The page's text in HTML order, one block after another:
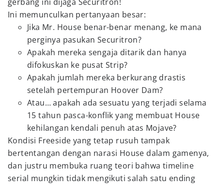
Ini memunculkan pertanyaan besar:
Jika Mr. House benar-benar menang, ke mana
perginya pasukan Securitron?
Apakah mereka sengaja ditarik dan hanya
difokuskan ke pusat Strip?
Apakah jumlah mereka berkurang drastis
setelah pertempuran Hoover Dam?
Atau… apakah ada sesuatu yang terjadi selama
15 tahun pasca-konflik yang membuat House
kehilangan kendali penuh atas Mojave?
Kondisi Freeside yang tetap rusuh tampak
bertentangan dengan narasi House dalam gamenya,
dan justru membuka ruang teori bahwa timeline
serial mungkin tidak mengikuti salah satu ending